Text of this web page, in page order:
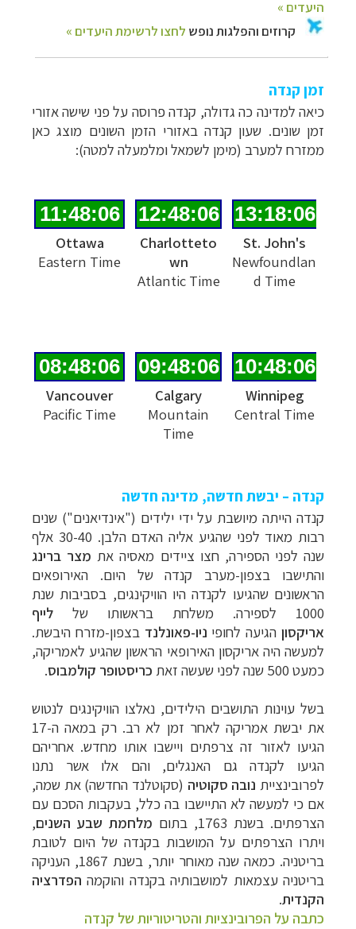
זמן קנדה
כיאה למדינה כה גדולה, קנדה פרוסה על פני שישה אזורי
זמן שונים. שעון קנדה באזורי הזמן השונים מוצג כאן
ממזרח למערב (מימן לשמאל ומלמעלה למטה):
St. John's
Newfoundlan
d Time
Charlotteto
wn
Atlantic Time
Ottawa
Eastern Time
Winnipeg
Central Time
Calgary
Mountain
Time
Vancouver
Pacific Time
קנדה – יבשת חדשה, מדינה חדשה
קנדה הייתה מיושבת על ידי ילידים ("אינדיאנים") שנים
רבות מאוד לפני שהגיע אליה האדם הלבן. 30-40 אלף
שנה לפני הספירה, חצו ציידים מאסיה את מצר ברינג
והתישבו בצפון-מערב קנדה של היום. האירופאים
הראשונים שהגיעו לקנדה היו הוויקינגים, בסביבות שנת
1000 לספירה. משלחת בראשותו של
לייף
אריקסוןהגיעה לחופי ניו-פאונלנדבצפון-מזרח היבשת.
למעשה היה אריקסון האירופאי הראשון שהגיע לאמריקה,
כמעט 500 שנה לפני שעשה זאת
כריסטופר קולמבוס.
בשל עוינות התושבים הילידים, נאלצו הוויקינגים לנטוש
את יבשת אמריקה לאחר זמן לא רב. רק במאה ה-17
הגיעו לאזור זה צרפתים ויישבו אותו מחדש. אחריהם
הגיעו לקנדה גם האנגלים, והם אלו אשר נתנו
לפרובינציית נובה סקוטיה (סקוטלנד החדשה) את שמה,
אם כי למעשה לא התיישבו בה כלל, בעקבות הסכם עם
הצרפתים. בשנת 1763, בתום מלחמת שבע השנים,
ויתרו הצרפתים על המושבות בקנדה של היום לטובת
בריטניה.
כמאה שנה מאוחר יותר, בשנת 1867, העניקה
בריטניה עצמאות למושבותיה בקנדה והוקמה הפדרציה
הקנדית.
כתבה על הפרובינציות והטריטוריות של קנדה
תכנוןטיולים לצפון אמריקהלחצו לרשימת היעדים »
תכנוןטיולים לדרום ומרכז אמריקהלחצו לרשימת
היעדים »
קרוזים והפלגות נופש
לחצו לרשימת היעדים »